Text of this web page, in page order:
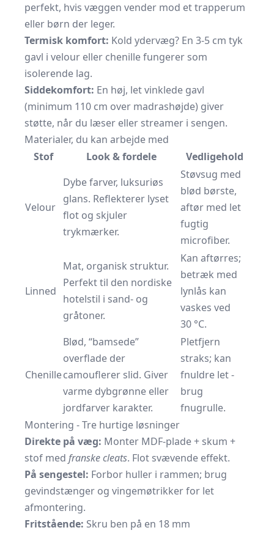
perfekt, hvis væggen vender mod et trapperum
eller børn der leger.
Termisk komfort: Kold ydervæg? En 3-5 cm tyk
gavl i velour eller chenille fungerer som
isolerende lag.
Siddekomfort: En høj, let vinklede gavl
(minimum 110 cm over madrashøjde) giver
støtte, når du læser eller streamer i sengen.
Materialer, du kan arbejde med
Stof
Look & fordele Vedligehold
Velour
Dybe farver, luksuriøs
glans. Reflekterer lyset
flot og skjuler
trykmærker.
Støvsug med
blød børste,
aftør med let
fugtig
microfiber.
Linned
Mat, organisk struktur.
Perfekt til den nordiske
hotelstil i sand- og
gråtoner.
Kan aftørres;
betræk med
lynlås kan
vaskes ved
30 °C.
Chenille
Blød, “bamsede”
overflade der
camouflerer slid. Giver
varme dybgrønne eller
jordfarver karakter.
Pletfjern
straks; kan
fnuldre let -
brug
fnugrulle.
Montering - Tre hurtige løsninger
Direkte på væg: Monter MDF-plade + skum +
stof med franske cleats. Flot svævende effekt.
På sengestel: Forbor huller i rammen; brug
gevindstænger og vingemøtrikker for let
afmontering.
Fritstående: Skru ben på en 18 mm